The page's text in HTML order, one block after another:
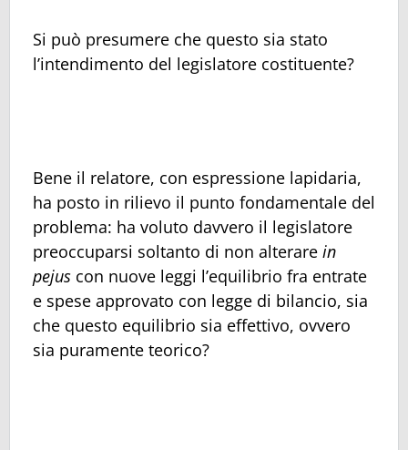
Si può presumere che questo sia stato
l’intendimento del legislatore costituente?
Bene il relatore, con espressione lapidaria,
ha posto in rilievo il punto fondamentale del
problema: ha voluto davvero il legislatore
preoccuparsi soltanto di non alterare in
pejus con nuove leggi l’equilibrio fra entrate
e spese approvato con legge di bilancio, sia
che questo equilibrio sia effettivo, ovvero
sia puramente teorico?